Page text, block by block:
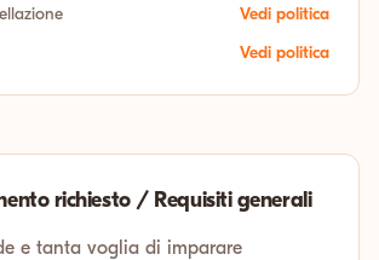
Vedi politica
Vedi politica
richiesto / Requisiti generali
e tanta voglia di imparare